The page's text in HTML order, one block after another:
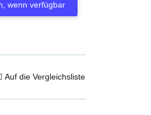
wenn verfügbar
Auf die Vergleichsliste